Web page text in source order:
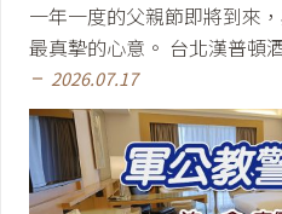
一年一度的父親節即將到來
最真摯的心意。 台北漢普頓
remove 2026.07.17